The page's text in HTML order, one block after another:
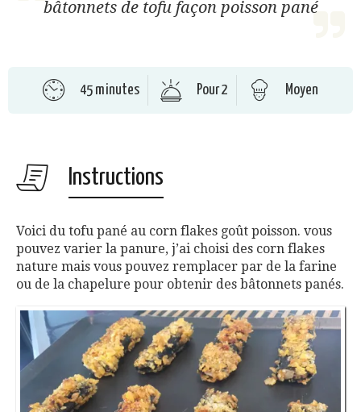
bâtonnets de tofu façon poisson pané
45 minutes Pour 2 Moyen
Instructions
Voici du tofu pané au corn flakes goût poisson. vous
pouvez varier la panure, j’ai choisi des corn flakes
nature mais vous pouvez remplacer par de la farine
ou de la chapelure pour obtenir des bâtonnets panés.